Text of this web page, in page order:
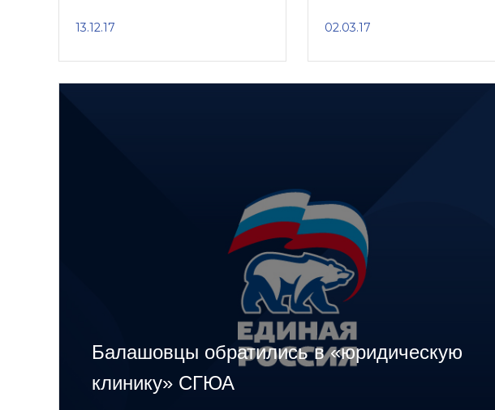
13.12.17 02.03.17
Балашовцы обратились в «юридическую
клинику» СГЮА